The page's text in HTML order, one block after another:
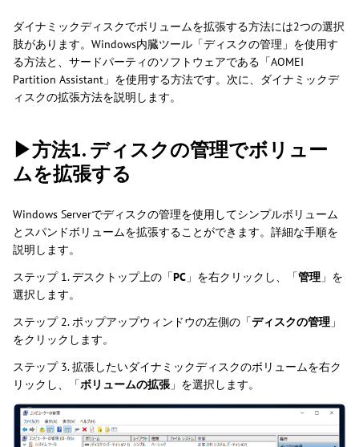
ダイナミックディスクでボリュームを拡張する方法には2つの選択
肢があります。Windows内臓ツール「ディスクの管理」を使用す
る方法と、サードパーティのソフトウェアである「AOMEI
Partition Assistant」を使用する方法です。次に、ダイナミックデ
ィスクの拡張方法を説明します。
▶方法1. ディスクの管理でボリュー
ムを拡張する
Windows Serverでディスクの管理を使用してシンプルボリューム
とスパンドボリュームを拡張することができます。詳細な手順を
説明します。
ステップ 1. デスクトップ上の「PC 」を右クリックし、「管理 」を
選択します。
ステップ 2. ポップアップウィンドウの左側の「ディスクの管理 」
をクリックします。
ステップ 3. 拡張したいダイナミックディスクのボリュームを右ク
リックし、「ボリュームの拡張 」を選択します。